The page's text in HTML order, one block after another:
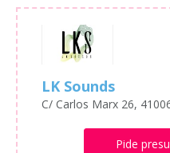
LK Sounds
C/ Carlos Marx 26,
Pide